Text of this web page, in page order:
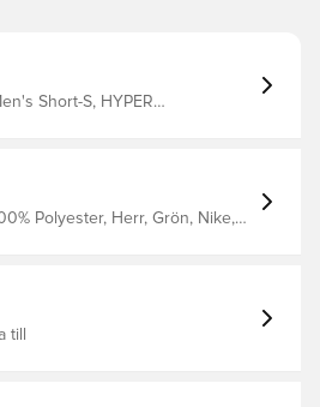
Short-S, HYPER
Polyester, Herr, Grön, Nike,
till